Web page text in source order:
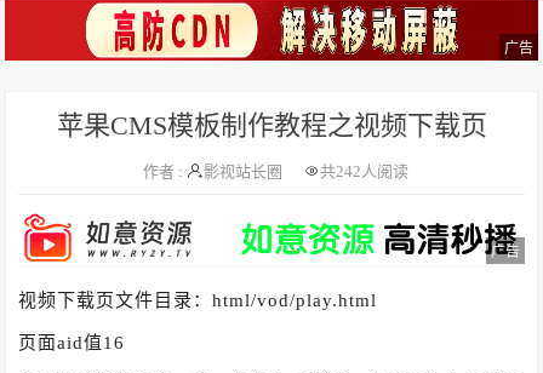
广告
苹果CMS模板制作教程之视频下载页
作者 : 影视站长圈 共242人阅读
广告
视频下载页文件目录：html/vod/play.html
页面aid值16